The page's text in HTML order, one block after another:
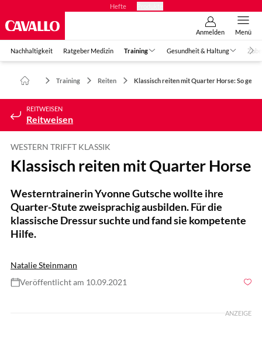
Hefte
Anmelden Menü
Nachhaltigkeit Ratgeber Medizin Training Gesundheit & Haltung
Training Reiten Klassisch reiten mit Quarter Horse: So geht's
REITWEISEN
Reitweisen
WESTERN TRIFFT KLASSIK
Klassisch reiten mit Quarter Horse
Westerntrainerin Yvonne Gutsche wollte ihre
Quarter-Stute zweisprachig ausbilden. Für die
klassische Dressur suchte und fand sie kompetente
Hilfe.
Natalie Steinmann
Veröffentlicht am 10.09.2021
ANZEIGE